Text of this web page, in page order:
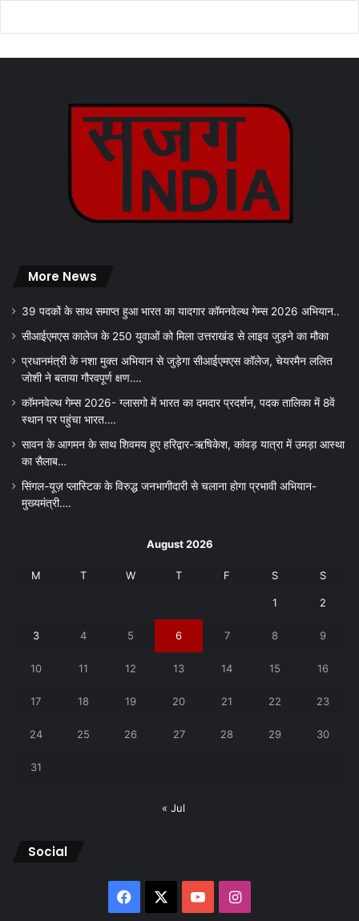
More News
39 पदकों के साथ समाप्त हुआ भारत का यादगार कॉमनवेल्थ गेम्स 2026 अभियान..
सीआईएमएस कालेज के 250 युवाओं को मिला उत्तराखंड से लाइव जुड़ने का मौका
प्रधानमंत्री के नशा मुक्त अभियान से जुड़ेगा सीआईएमएस कॉलेज, चेयरमैन ललित
जोशी ने बताया गौरवपूर्ण क्षण….
कॉमनवेल्थ गेम्स 2026- ग्लासगो में भारत का दमदार प्रदर्शन, पदक तालिका में 8वें
स्थान पर पहुंचा भारत….
सावन के आगमन के साथ शिवमय हुए हरिद्वार-ऋषिकेश, कांवड़ यात्रा में उमड़ा आस्था
का सैलाब…
सिंगल-यूज़ प्लास्टिक के विरुद्ध जनभागीदारी से चलाना होगा प्रभावी अभियान-
मुख्यमंत्री….
August 2026
M T W T F S S
1 2
3 4 5 6 7 8 9
10 11 12 13 14 15 16
17 18 19 20 21 22 23
24 25 26 27 28 29 30
31
« Jul
Social
Facebook YouTubeInstagram